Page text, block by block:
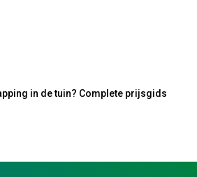
in de tuin? Complete prijsgids